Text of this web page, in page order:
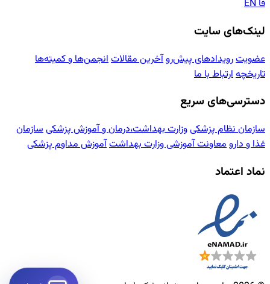
فاEN
لینک‌های سایت
عضویترویدادهای پیش‌روآخرین مقالاتانجمن‌ها و کمیته‌ها
تاریخچهارتباط با ما
دسترسی‌های سریع
سازمان نظام پزشکیوزارت بهداشت،درمان و آموزش پزشکیسازمان
غذا و دارومعاونت آموزشی وزارت بهداشتآموزش مداوم پزشکی
نماد اعتماد